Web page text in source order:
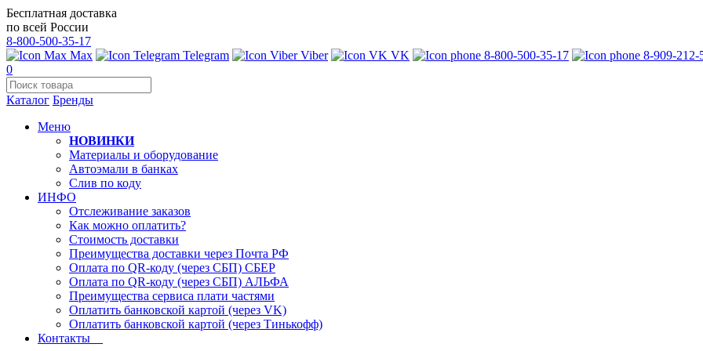
Бесплатная доставка
по всей России
8-800-500-35-17
Max
Telegram Viber VK 8-800-500-35-17
8-909-212-
0
Каталог Бренды
Меню
НОВИНКИ
Материалы и оборудование
Автоэмали в банках
Слив по коду
ИНФО
Отслеживание заказов
Как можно оплатить?
Стоимость доставки
Преимущества доставки через Почта РФ
Оплата по QR-коду (через СБП) СБЕР
Оплата по QR-коду (через СБП) АЛЬФА
Преимущества сервиса плати частями
Оплатить банковской картой (через VK)
Оплатить банковской картой (через Тинькофф)
Контакты